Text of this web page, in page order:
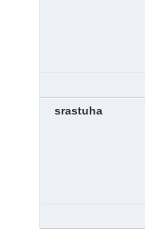
srastuha